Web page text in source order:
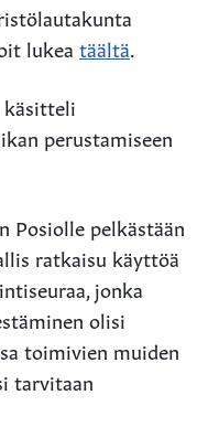
lukea täältä
perustamiseen
Posiolle pelkästään
ratkaisu käyttöä
jonka
olisi
toimivien muiden
tarvitaan